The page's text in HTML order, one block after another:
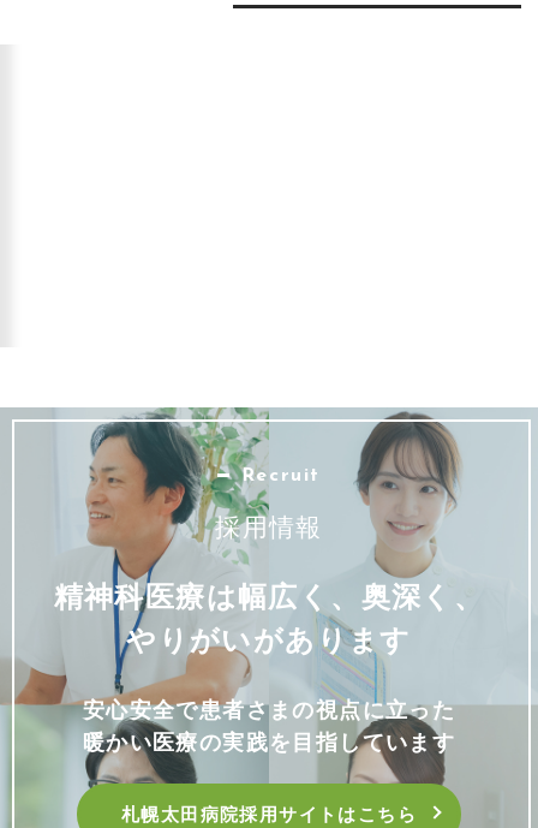
Recruit
採用情報
精神科医療は幅広く、奥深く、
やりがいがあります
安心安全で患者さまの視点に立った
暖かい医療の実践を目指しています
札幌太田病院採用サイトはこちら